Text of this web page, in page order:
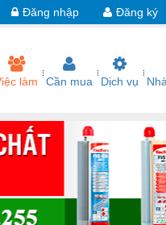
Đăng ký
Đăng nhập
làm Cần mua Dịch vụ